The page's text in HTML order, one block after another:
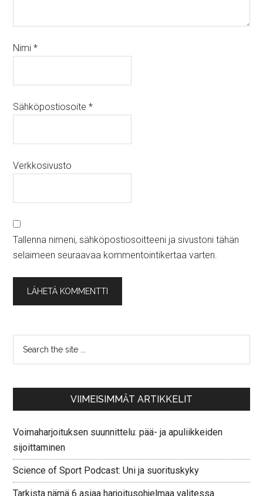
Nimi*
Sähköpostiosoite*
Verkkosivusto
Tallenna nimeni, sähköpostiosoitteeni ja sivustoni tähän
selaimeen seuraavaa kommentointikertaa varten.
VIIMEISIMMÄT ARTIKKELIT
Voimaharjoituksen suunnittelu: pää- ja apuliikkeiden
sijoittaminen
Science of Sport Podcast: Uni ja suorituskyky
Tarkista nämä 6 asiaa harjoitusohjelmaa valitessa